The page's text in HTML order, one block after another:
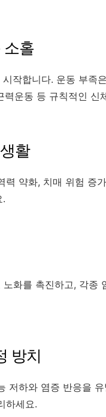
소홀
작합니다. 운동 부족
력운동 등 규칙적인 신
활
약화, 치매 위험 증
.
화를 촉진하고, 각종
방치
저하와 염증 반응을
하세요.